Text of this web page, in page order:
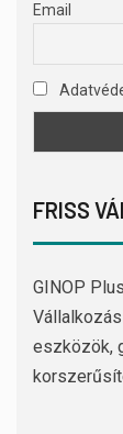
Email
FRISS
GINOP
eszközök,